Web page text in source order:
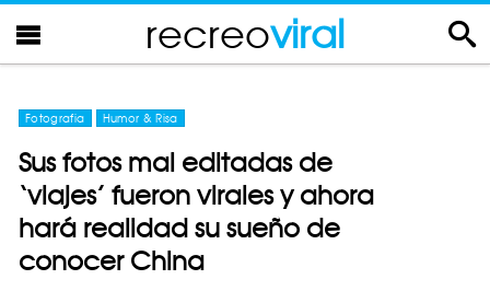
recreoviral
Fotografia Humor & Risa
Sus fotos mal editadas de
‘viajes’ fueron virales y ahora
hará realidad su sueño de
conocer China